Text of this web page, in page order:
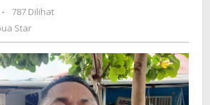
oleh
Redaksi
Star
-
787 Dilihat
Star